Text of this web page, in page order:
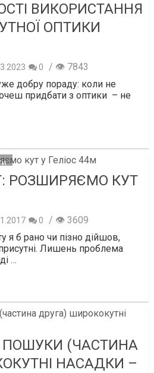
ВИКОРИСТАННЯ
ОПТИКИ
0 / 👁 7843
добру пораду: коли не
придбати з оптики – не
РОЗШИРЯЄМО КУТ
0 / 👁 3609
я б рано чи пізно дійшов,
Лишень проблема
…
ПОШУКИ (ЧАСТИНА
НАСАДКИ –